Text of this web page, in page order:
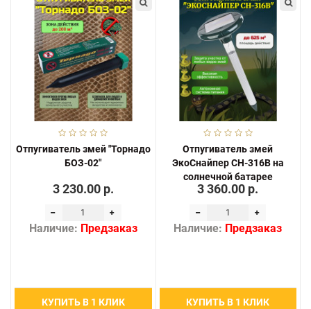
Отпугиватель змей "Торнадо
БОЗ-02"
3 230.00 р.
Наличие: Предзаказ
КУПИТЬ В 1 КЛИК
Отпугиватель змей
ЭкоСнайпер CH-316B на
солнечной батарее
3 360.00 р.
Наличие: Предзаказ
КУПИТЬ В 1 КЛИК